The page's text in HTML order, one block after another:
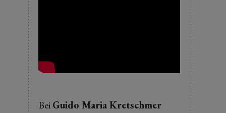
BeiGuido Maria Kretschmer